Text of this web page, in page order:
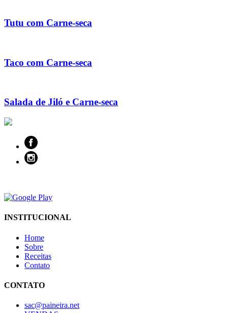
Tutu com Carne-seca
Taco com Carne-seca
Salada de Jiló e Carne-seca
INSTITUCIONAL
Home
Sobre
Receitas
Contato
CONTATO
sac@paineira.net